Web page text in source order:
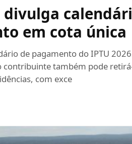
em cota única
de pagamento do IPTU
também pode
com exce